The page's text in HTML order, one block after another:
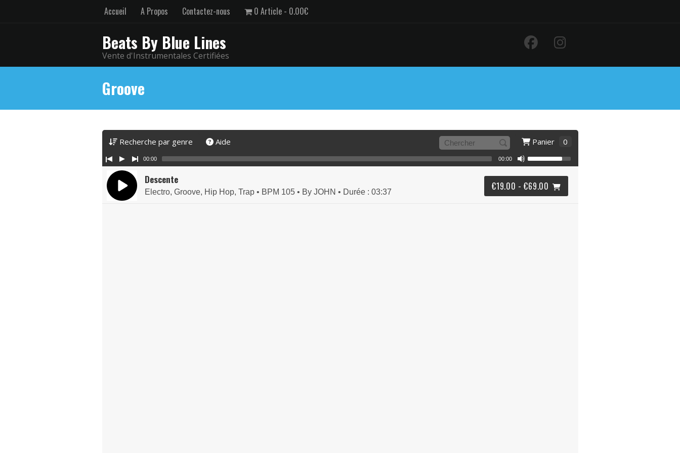
Accueil A Propos Contactez-nous 0 Article 0.00€
Beats By Blue Lines
Vente d'Instrumentales Certifiées
Groove
Recherche par genre Aide Panier 0
Descente
Electro, Groove, Hip Hop, Trap • BPM 105 • By JOHN • Durée : 03:37 €19.00 - €69.00
00:00 00:00